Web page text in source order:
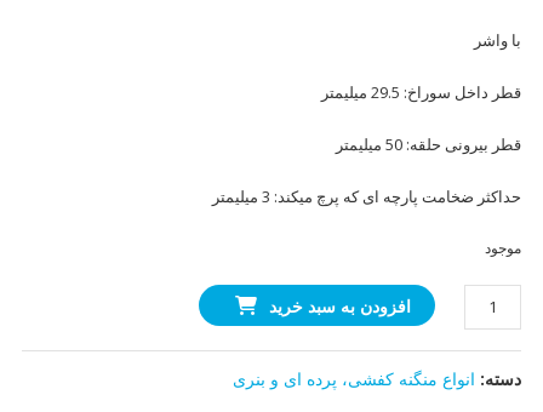
با واشر
قطر داخل سوراخ: 29.5 میلیمتر
قطر بیرونی حلقه: 50 میلیمتر
حداکثر ضخامت پارچه ای که پرچ میکند: 3 میلیمتر
موجود
منگنه
50(بنری
و
پرده
افزودن به سبد خرید
دسته: انواع منگنه کفشی، پرده ای و بنری